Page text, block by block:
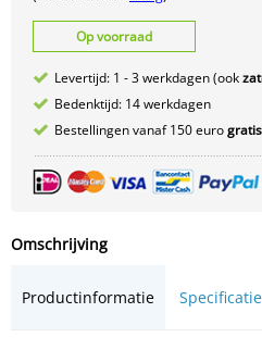
Op voorraad
Levertijd: 1 - 3 werkdagen (ook
Bedenktijd: 14 werkdagen
Bestellingen vanaf 150 eurogratis
Omschrijving
Productinformatie